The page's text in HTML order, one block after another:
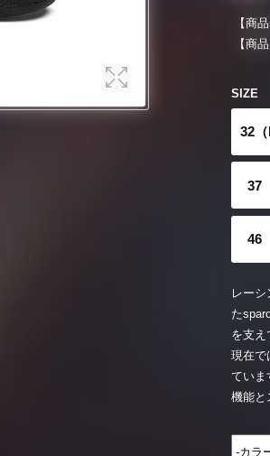
【商
【商
SIZE
32（
37
46
レー
た
を支え
現在で
ていま
機能と